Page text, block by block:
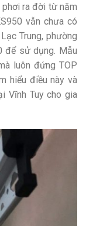
phơi ra đời từ năm
vẫn chưa có
Trung, phường
để sử dụng. Mẫu
luôn đứng TOP
hiểu điều này và
Vĩnh Tuy cho gia